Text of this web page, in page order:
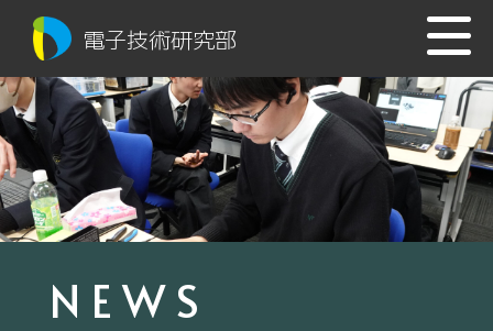
電子技術研究部
NEWS